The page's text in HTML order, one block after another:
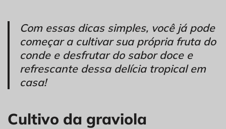
Com essas dicas simples, você já pode
começar a cultivar sua própria fruta do
conde e desfrutar do sabor doce e
refrescante dessa delícia tropical em
casa!
Cultivo da graviola